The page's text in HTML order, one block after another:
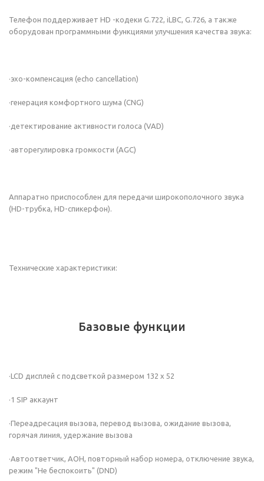
Телефон поддерживает HD -кодеки G.722, iLBC, G.726, а также
оборудован программными функциями улучшения качества звука:
·эхо-компенсация (echo cancellation)
·генерация комфортного шума (CNG)
·детектирование активности голоса (VAD)
·авторегулировка громкости (AGC)
Аппаратно приспособлен для передачи широкополочного звука
(HD-трубка, HD-спикерфон).
Технические характеристики:
Базовые функции
·LCD дисплей с подсветкой размером 132 х 52
·1 SIP аккаунт
·Переадресация вызова, перевод вызова, ожидание вызова,
горячая линия, удержание вызова
·Автоответчик, АОН, повторный набор номера, отключение звука,
режим "He беспокоить" (DND)